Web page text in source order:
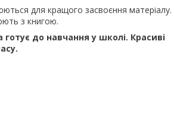
для кращого засвоєння матеріалу.
з книгою.
до навчання у школі. Красиві